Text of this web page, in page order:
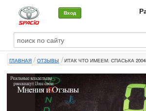
Вход
О машине
Автоклуб
Форумы
Сервисы и услуги
ГЛАВНАЯ ОТЗЫВЫ ИТАК ЧТО ИМЕЕМ. СПАСЬКА